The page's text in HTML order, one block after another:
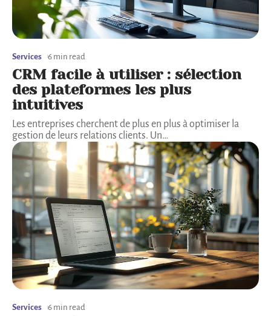
Services 6 min read
CRM facile à utiliser : sélection
des plateformes les plus
intuitives
Les entreprises cherchent de plus en plus à optimiser la
gestion de leurs relations clients. Un…
Services 6 min read